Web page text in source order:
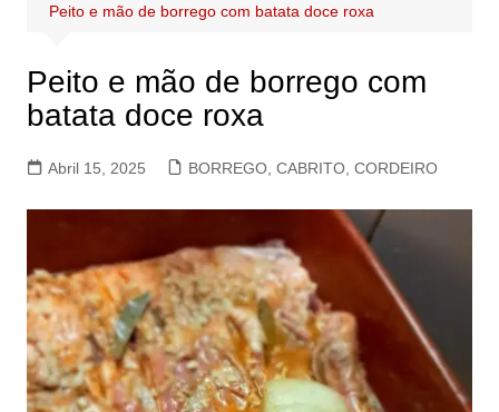
Peito e mão de borrego com batata doce roxa
Peito e mão de borrego com
batata doce roxa
Abril 15, 2025 BORREGO, CABRITO, CORDEIRO